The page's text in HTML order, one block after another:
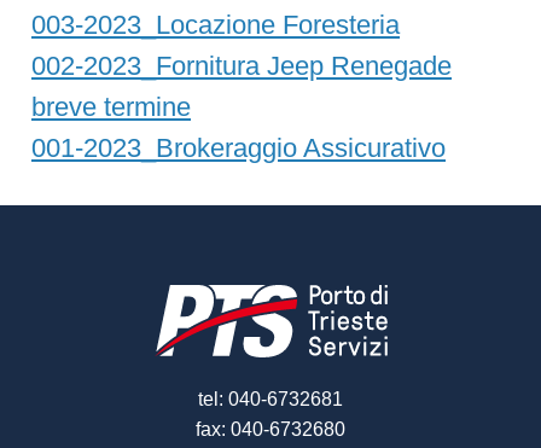
003-2023_Locazione Foresteria
002-2023_Fornitura Jeep Renegade
breve termine
001-2023_Brokeraggio Assicurativo
tel: 040-6732681
fax: 040-6732680